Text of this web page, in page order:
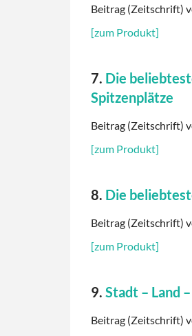
Beitrag (Zeitschrift)
[zum Produkt]
7. Die
Spitzenplätze
Beitrag (Zeitschrift)
[zum Produkt]
8. Die
Beitrag (Zeitschrift)
[zum Produkt]
9. Stadt – Land
Beitrag (Zeitschrift)